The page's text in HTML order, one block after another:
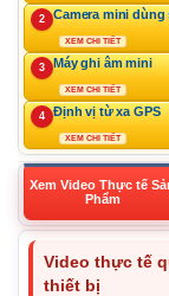
2 Camera mini dùng
XEM CHI TIẾT
3 Máy ghi âm mini
XEM CHI TIẾT
4 Định vị từ xa GPS
XEM CHI TIẾT
Xem Video Thực tế
Phẩm
Video thực tế
thiết bị